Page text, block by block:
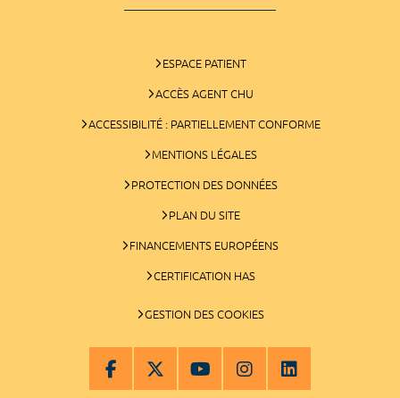
ESPACE PATIENT
ACCÈS AGENT CHU
ACCESSIBILITÉ : PARTIELLEMENT CONFORME
MENTIONS LÉGALES
PROTECTION DES DONNÉES
PLAN DU SITE
FINANCEMENTS EUROPÉENS
CERTIFICATION HAS
GESTION DES COOKIES